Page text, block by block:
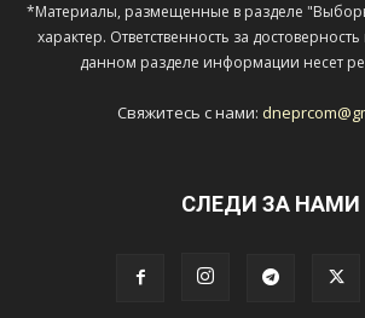
*Материалы, размещенные в разделе
характер. Ответственность за
данном разделе информации несет
Свяжитесь с нами:
СЛЕДИ ЗА НАМИ